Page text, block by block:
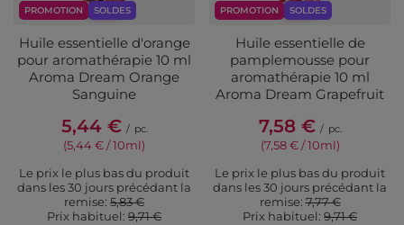
PROMOTION SOLDES
Huile essentielle d'orange
pour aromathérapie 10 ml
Aroma Dream Orange
Sanguine
5,44 € / pc.
(5,44 € / 10ml)
Le prix le plus bas du produit
dans les 30 jours précédant la
remise: 5,83 €
Prix ​​habituel: 9,71 €
PROMOTION SOLDES
Huile essentielle de
pamplemousse pour
aromathérapie 10 ml
Aroma Dream Grapefruit
7,58 € / pc.
(7,58 € / 10ml)
Le prix le plus bas du produit
dans les 30 jours précédant la
remise:7,77 €
Prix ​​habituel: 9,71 €